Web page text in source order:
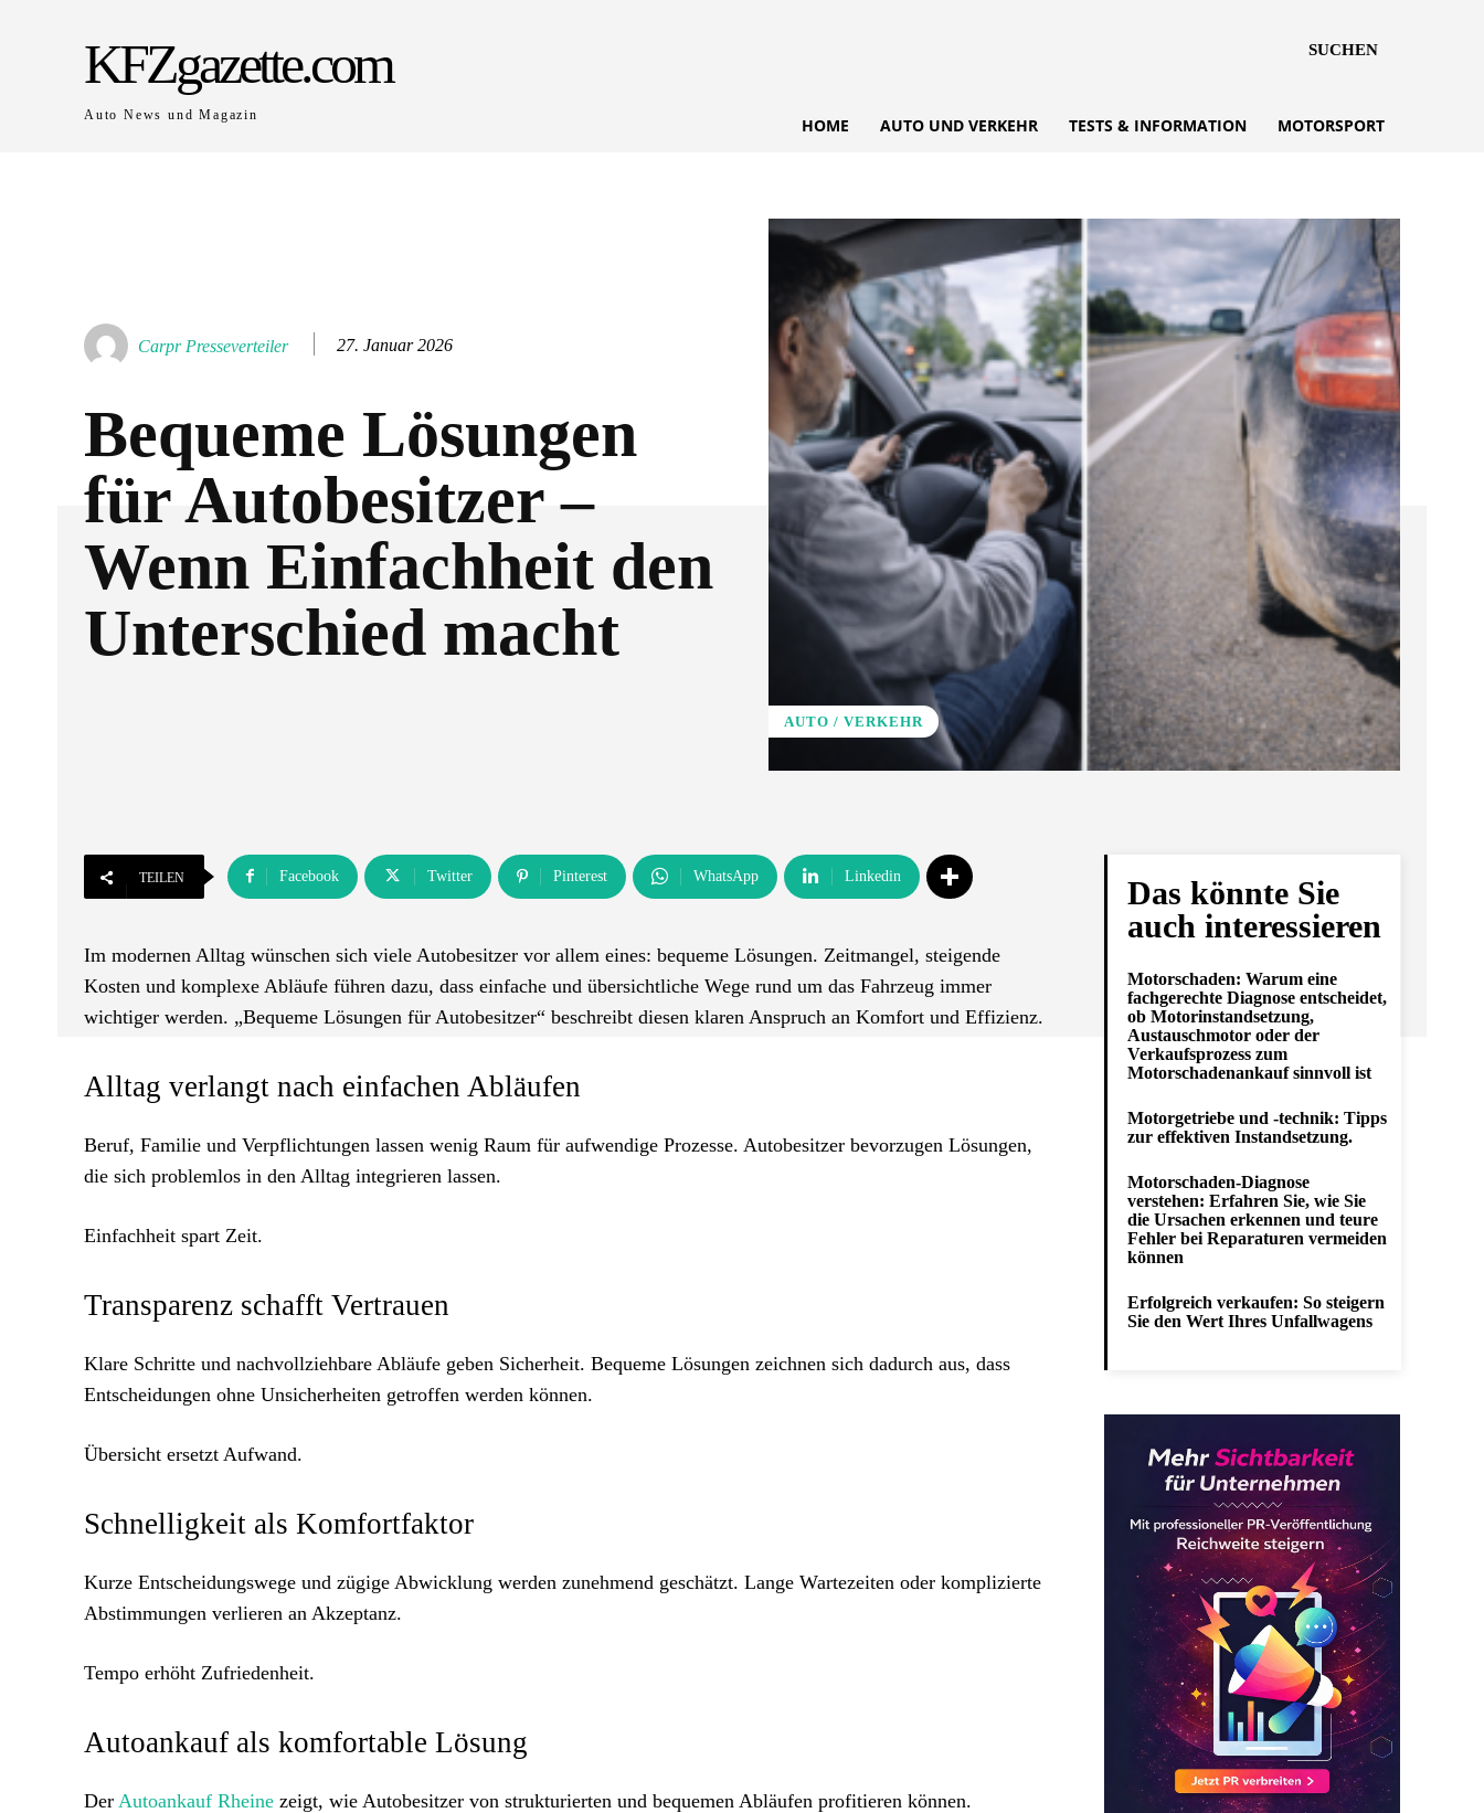
KFZgazette.com
Auto News und Magazin
SUCHEN
HOME AUTO UND VERKEHR TESTS & INFORMATION MOTORSPORT
Carpr Presseverteiler 27. Januar 2026
Bequeme Lösungen
für Autobesitzer –
Wenn Einfachheit den
Unterschied macht
AUTO / VERKEHR
TEILEN Facebook Twitter Pinterest WhatsApp Linkedin
Im modernen Alltag wünschen sich viele Autobesitzer vor allem eines: bequeme Lösungen. Zeitmangel, steigende
Kosten und komplexe Abläufe führen dazu, dass einfache und übersichtliche Wege rund um das Fahrzeug immer
wichtiger werden. „Bequeme Lösungen für Autobesitzer“ beschreibt diesen klaren Anspruch an Komfort und Effizienz.
Alltag verlangt nach einfachen Abläufen
Beruf, Familie und Verpflichtungen lassen wenig Raum für aufwendige Prozesse. Autobesitzer bevorzugen Lösungen,
die sich problemlos in den Alltag integrieren lassen.
Einfachheit spart Zeit.
Transparenz schafft Vertrauen
Klare Schritte und nachvollziehbare Abläufe geben Sicherheit. Bequeme Lösungen zeichnen sich dadurch aus, dass
Entscheidungen ohne Unsicherheiten getroffen werden können.
Übersicht ersetzt Aufwand.
Schnelligkeit als Komfortfaktor
Kurze Entscheidungswege und zügige Abwicklung werden zunehmend geschätzt. Lange Wartezeiten oder komplizierte
Abstimmungen verlieren an Akzeptanz.
Tempo erhöht Zufriedenheit.
Autoankauf als komfortable Lösung
Der Autoankauf Rheine zeigt, wie Autobesitzer von strukturierten und bequemen Abläufen profitieren können.
Das könnte Sie
auch interessieren
Motorschaden: Warum eine
fachgerechte Diagnose entscheidet,
ob Motorinstandsetzung,
Austauschmotor oder der
Verkaufsprozess zum
Motorschadenankauf sinnvoll ist
Motorgetriebe und -technik: Tipps
zur effektiven Instandsetzung.
Motorschaden-Diagnose
verstehen: Erfahren Sie, wie Sie
die Ursachen erkennen und teure
Fehler bei Reparaturen vermeiden
können
Erfolgreich verkaufen: So steigern
Sie den Wert Ihres Unfallwagens